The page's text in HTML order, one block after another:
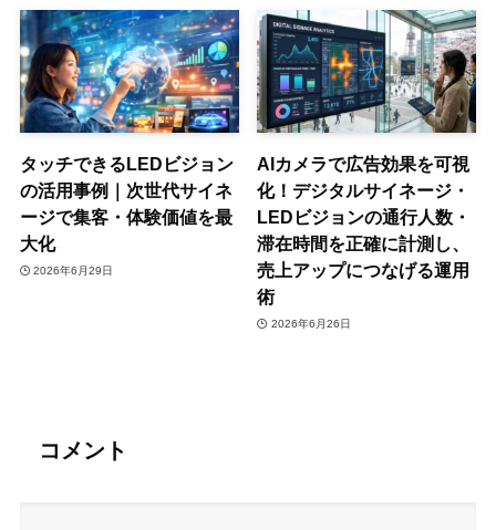
タッチできるLEDビジョン
の活用事例｜次世代サイネ
ージで集客・体験価値を最
大化
2026年6月29日
AIカメラで広告効果を可視
化！デジタルサイネージ・
LEDビジョンの通行人数・
滞在時間を正確に計測し、
売上アップにつなげる運用
術
2026年6月26日
コメント